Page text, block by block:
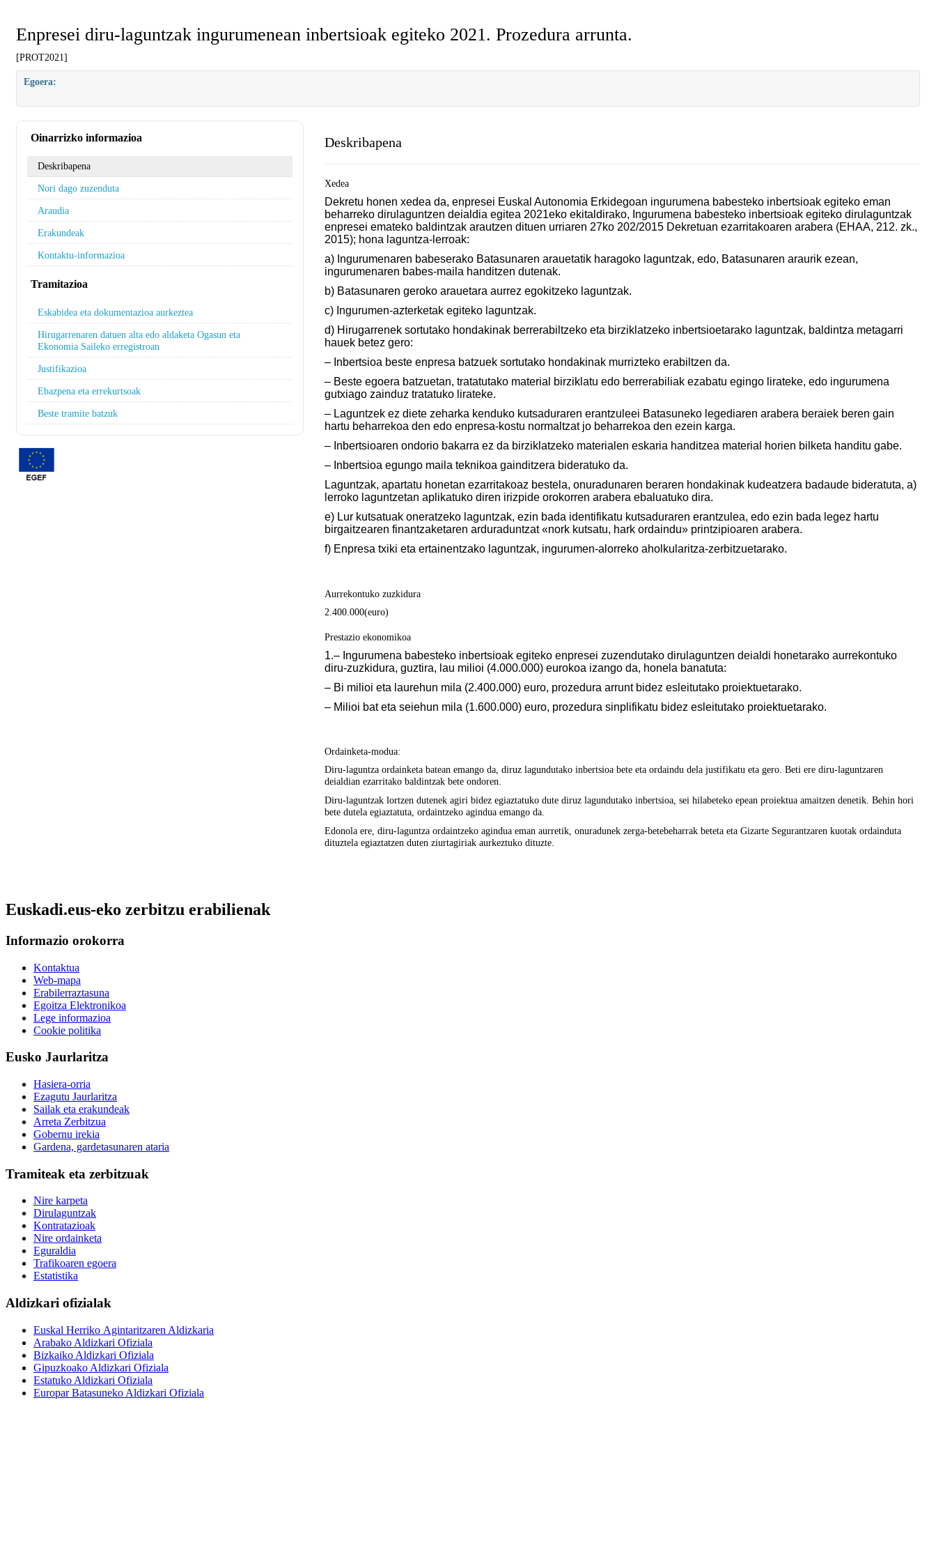
Enpresei diru-laguntzak ingurumenean inbertsioak egiteko 2021. Prozedura arrunta.
[PROT2021]
Egoera:
Oinarrizko informazioa
Deskribapena
Nori dago zuzenduta
Araudia
Erakundeak
Kontaktu-informazioa
Tramitazioa
Eskabidea eta dokumentazioa aurkeztea
Hirugarrenaren datuen alta edo aldaketa Ogasun eta
Ekonomia Saileko erregistroan
Justifikazioa
Ebazpena eta errekurtsoak
Beste tramite batzuk
Deskribapena
Xedea
Dekretu honen xedea da, enpresei Euskal Autonomia Erkidegoan ingurumena babesteko inbertsioak egiteko eman
beharreko dirulaguntzen deialdia egitea 2021eko ekitaldirako, Ingurumena babesteko inbertsioak egiteko dirulaguntzak
enpresei emateko baldintzak arautzen dituen urriaren 27ko 202/2015 Dekretuan ezarritakoaren arabera (EHAA, 212. zk.,
2015); hona laguntza-lerroak:
a) Ingurumenaren babeserako Batasunaren arauetatik haragoko laguntzak, edo, Batasunaren araurik ezean,
ingurumenaren babes-maila handitzen dutenak.
b) Batasunaren geroko arauetara aurrez egokitzeko laguntzak.
c) Ingurumen-azterketak egiteko laguntzak.
d) Hirugarrenek sortutako hondakinak berrerabiltzeko eta birziklatzeko inbertsioetarako laguntzak, baldintza metagarri
hauek betez gero:
– Inbertsioa beste enpresa batzuek sortutako hondakinak murrizteko erabiltzen da.
– Beste egoera batzuetan, tratatutako material birziklatu edo berrerabiliak ezabatu egingo lirateke, edo ingurumena
gutxiago zainduz tratatuko lirateke.
– Laguntzek ez diete zeharka kenduko kutsaduraren erantzuleei Batasuneko legediaren arabera beraiek beren gain
hartu beharrekoa den edo enpresa-kostu normaltzat jo beharrekoa den ezein karga.
– Inbertsioaren ondorio bakarra ez da birziklatzeko materialen eskaria handitzea material horien bilketa handitu gabe.
– Inbertsioa egungo maila teknikoa gainditzera bideratuko da.
Laguntzak, apartatu honetan ezarritakoaz bestela, onuradunaren beraren hondakinak kudeatzera badaude bideratuta, a)
lerroko laguntzetan aplikatuko diren irizpide orokorren arabera ebaluatuko dira.
e) Lur kutsatuak oneratzeko laguntzak, ezin bada identifikatu kutsaduraren erantzulea, edo ezin bada legez hartu
birgaitzearen finantzaketaren arduraduntzat «nork kutsatu, hark ordaindu» printzipioaren arabera.
f) Enpresa txiki eta ertainentzako laguntzak, ingurumen-alorreko aholkularitza-zerbitzuetarako.
Aurrekontuko zuzkidura
2.400.000(euro)
Prestazio ekonomikoa
1.– Ingurumena babesteko inbertsioak egiteko enpresei zuzendutako dirulaguntzen deialdi honetarako aurrekontuko
diru-zuzkidura, guztira, lau milioi (4.000.000) eurokoa izango da, honela banatuta:
– Bi milioi eta laurehun mila (2.400.000) euro, prozedura arrunt bidez esleitutako proiektuetarako.
– Milioi bat eta seiehun mila (1.600.000) euro, prozedura sinplifikatu bidez esleitutako proiektuetarako.
Ordainketa-modua:
Diru-laguntza ordainketa batean emango da, diruz lagundutako inbertsioa bete eta ordaindu dela justifikatu eta gero. Beti ere diru-laguntzaren
deialdian ezarritako baldintzak bete ondoren.
Diru-laguntzak lortzen dutenek agiri bidez egiaztatuko dute diruz lagundutako inbertsioa, sei hilabeteko epean proiektua amaitzen denetik. Behin hori
bete dutela egiaztatuta, ordaintzeko agindua emango da.
Edonola ere, diru-laguntza ordaintzeko agindua eman aurretik, onuradunek zerga-betebeharrak beteta eta Gizarte Segurantzaren kuotak ordainduta
dituztela egiaztatzen duten ziurtagiriak aurkeztuko dituzte.
Euskadi.eus-eko zerbitzu erabilienak
Informazio orokorra
Kontaktua
Web-mapa
Erabilerraztasuna
Egoitza Elektronikoa
Lege informazioa
Cookie politika
Eusko Jaurlaritza
Hasiera-orria
Ezagutu Jaurlaritza
Sailak eta erakundeak
Arreta Zerbitzua
Gobernu irekia
Gardena, gardetasunaren ataria
Tramiteak eta zerbitzuak
Nire karpeta
Dirulaguntzak
Kontratazioak
Nire ordainketa
Eguraldia
Trafikoaren egoera
Estatistika
Aldizkari ofizialak
Euskal Herriko Agintaritzaren Aldizkaria
Arabako Aldizkari Ofiziala
Bizkaiko Aldizkari Ofiziala
Gipuzkoako Aldizkari Ofiziala
Estatuko Aldizkari Ofiziala
Europar Batasuneko Aldizkari Ofiziala